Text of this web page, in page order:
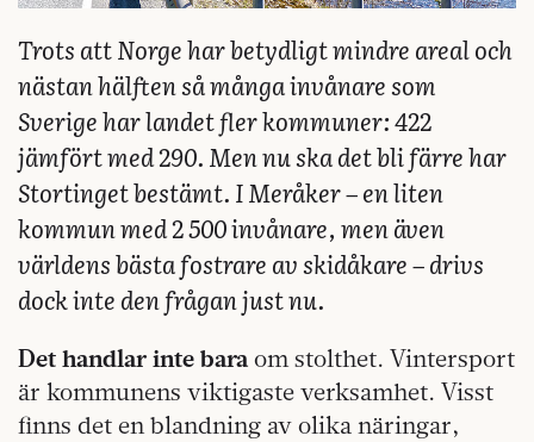
Trots att Norge har betydligt mindre areal och
nästan hälften så många invånare som
Sverige har landet fler kommuner: 422
jämfört med 290. Men nu ska det bli färre har
Stortinget bestämt. I Meråker – en liten
kommun med 2 500 invånare, men även
världens bästa fostrare av skidåkare – drivs
dock inte den frågan just nu.
Det handlar inte bara om stolthet. Vintersport
är kommunens viktigaste verksamhet. Visst
finns det en blandning av olika näringar,